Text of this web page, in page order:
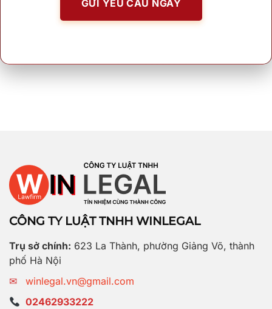
GỬI YÊU CẦU NGAY
CÔNG TY LUẬT TNHH WINLEGAL
Trụ sở chính: 623 La Thành, phường Giảng Võ, thành
phố Hà Nội
✉
winlegal.vn@gmail.com
02462933222